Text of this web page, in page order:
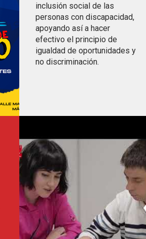
inclusión social de las
personas con discapacidad,
apoyando así a hacer
efectivo el principio de
igualdad de oportunidades y
no discriminación.